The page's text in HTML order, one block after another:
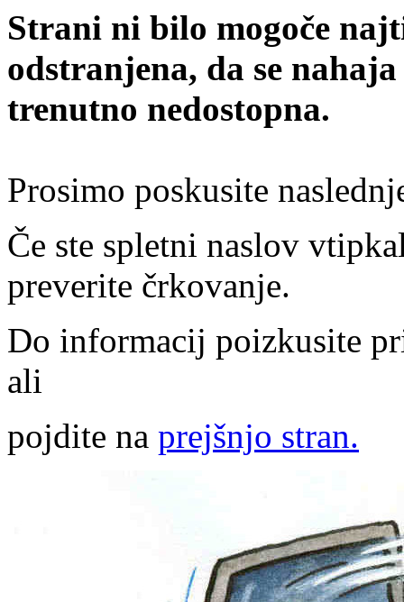
Strani ni bilo mogoče
odstranjena, da se
trenutno nedostopna.
Prosimo poskusite
Če ste spletni naslov
preverite črkovanje.
Do informacij poizkusite
ali
pojdite na prejšnjo stran.